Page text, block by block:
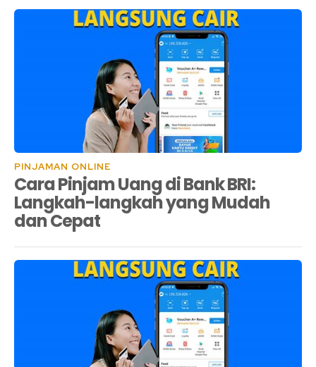
PINJAMAN ONLINE
Cara Pinjam Uang di Bank BRI:
Langkah-langkah yang Mudah
dan Cepat